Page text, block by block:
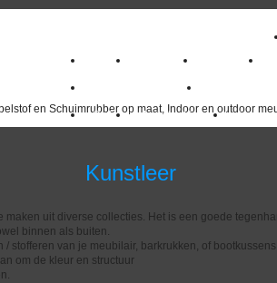
en Schuimrubber op maat, Indoor en outdoor
Home Meubelstof Kunstleer
milano_outdoorstoffen skai kunstleer
Outlet Meubelstof indoor
maken uit diverse collecties. Het is een goede
binnen als buiten.
/ stofferen van je meubilair, barkrukken, of
om de kleur en structuur